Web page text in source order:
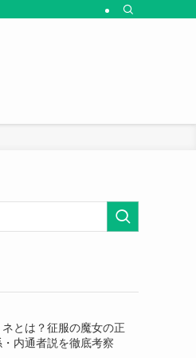
とは？征服の魔女の正
内通者説を徹底考察